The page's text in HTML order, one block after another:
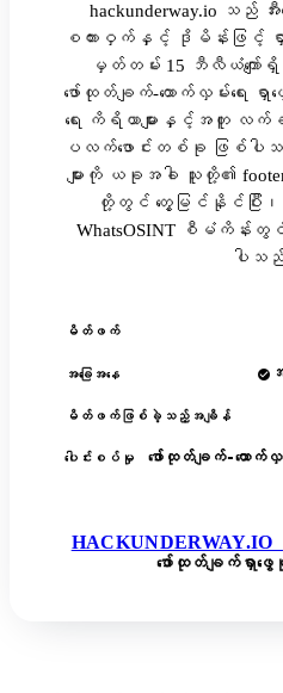
hackunderway.io သည်
စကားဝှက်နှင့် ဒိုမိန်းဖြင့် ရှာ
မှတ်တမ်း 15 ဘီလီယံကျော်ရှိ
ဖော်ထုတ်ချက်-ထောက်လှမ်းရေး ရှ
ရေး ကိရိယာများနှင့်အတူ လက်
ပလက်ဖောင်းတစ်ခု ဖြစ်ပ
များကို ယခုအခါ သူတို့၏
တို့တွင် တွေ့မြင်နိုင်ပြီး၊
WhatsOSINT စီမံကိန်း
ပါသ
မိတ်ဖက်
အခြေအနေ
မိတ်ဖက်ဖြစ်ခဲ့သည့်အချိန်
ပေါင်းစပ်မှု
ဖော်ထုတ်ချက်-ထောက်
HACKUNDERWAY.IO
ဖော်ထုတ်ချက်ရှာဖွေ